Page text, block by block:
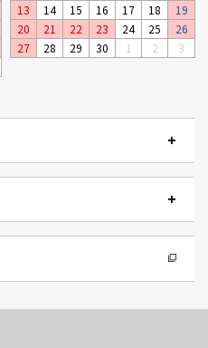
ステッチ
やさしいたたずまいのプランタ
ーです。
ナチュリー
13
14 15 16 17 18
19
20
21 22 23 24 25
26
27
28 29 30 1 2 3